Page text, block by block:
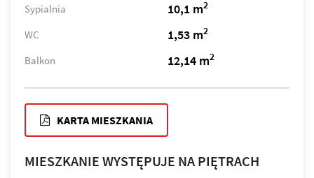
Sypialnia 10,1 m2
WC 1,53 m2
Balkon 12,14 m2
KARTA MIESZKANIA
MIESZKANIE WYSTĘPUJE NA PIĘTRACH